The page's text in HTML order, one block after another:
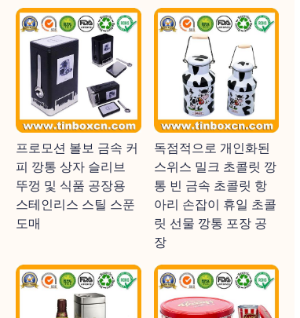
프로모션 볼보 금속 커
피 깡통 상자 슬리브
뚜껑 및 식품 공장용
스테인리스 스틸 스푼
도매
독점적으로 개인화된
스위스 밀크 초콜릿 깡
통 빈 금속 초콜릿 항
아리 손잡이 휴일 초콜
릿 선물 깡통 포장 공
장